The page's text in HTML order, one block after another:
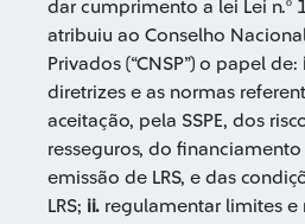
dar cumprimento a lei Lei
atribuiu ao Conselho
Privados (“CNSP”) o papel de:
diretrizes e as normas
aceitação, pela SSPE, dos
resseguros, do financiamento
emissão de LRS, e das
LRS; ii. regulamentar limites e